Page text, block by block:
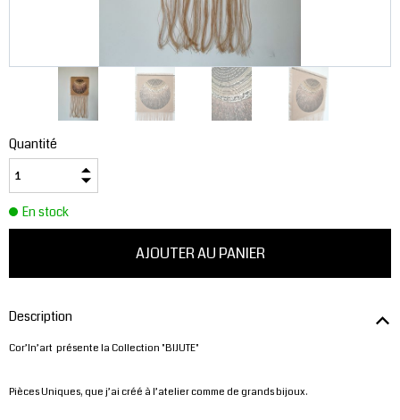
Quantité
En stock
Description
Cor’In’art présente la Collection "BIJUTE"
Pièces Uniques, que j’ai créé à l’atelier comme de grands bijoux.